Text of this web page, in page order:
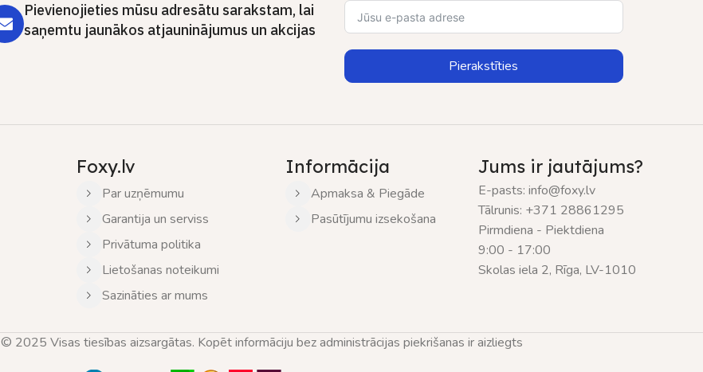
Pievienojieties mūsu adresātu sarakstam, lai
saņemtu jaunākos atjauninājumus un akcijas
Pierakstīties
Foxy.lv
Par uzņēmumu
Garantija un serviss
Privātuma politika
Lietošanas noteikumi
Sazināties ar mums
Informācija
Apmaksa & Piegāde
Pasūtījumu izsekošana
Jums ir jautājums?
E-pasts: info@foxy.lv
Tālrunis: +371 28861295
Pirmdiena - Piektdiena
9:00 - 17:00
Skolas iela 2, Rīga, LV-1010
© 2025 Visas tiesības aizsargātas. Kopēt informāciju bez administrācijas piekrišanas ir aizliegts